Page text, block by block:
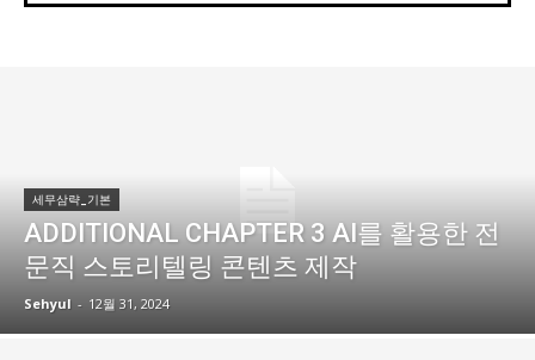
세무삼략_기본
ADDITIONAL CHAPTER 3 AI를 활용한 전
문직 스토리텔링 콘텐츠 제작
Sehyul - 12월 31, 2024